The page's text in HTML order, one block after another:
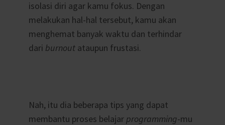
isolasi diri agar kamu fokus. Dengan
melakukan hal-hal tersebut, kamu akan
menghemat banyak waktu dan terhindar
dari burnoutataupun frustasi.
Nah, itu dia beberapa tips yang dapat
membantu proses belajar programming-mu